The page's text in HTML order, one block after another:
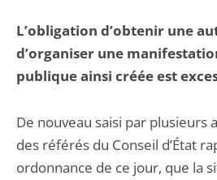
L’obligation d’obtenir une
d’organiser une
publique ainsi créée est
De nouveau saisi par plusieurs
des référés du Conseil d’État
ordonnance de ce jour, que la